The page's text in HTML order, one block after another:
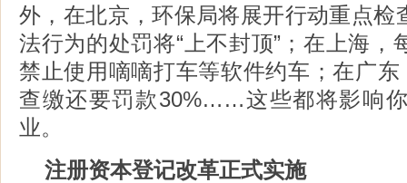
外，在北京，环保局将展开行动重点检
法行为的处罚将“上不封顶”；在上海，
禁止使用嘀嘀打车等软件约车；在广东
查缴还要罚款30%……这些都将影响
业。
注册资本登记改革正式实施